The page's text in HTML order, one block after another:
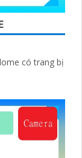
có trang bị